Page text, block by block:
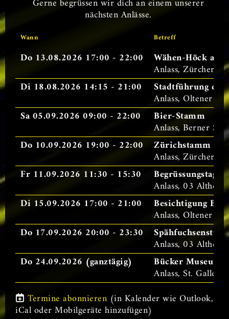
Gerne begrüssen wir dich an einem unserer
nächsten Anlässe.
Wann Betreff
Do 13.08.2026 17:00 - 22:00 Wähen-Höck auf
Anlass, Zürcher
Di 18.08.2026 14:15 - 21:00
Stadtführung
Anlass, Oltener
Sa 05.09.2026 09:00 - 22:00
Bier-Stamm
Anlass, Berner
Do 10.09.2026 19:00 - 22:00
Zürichstamm
Anlass, Zürcher
Fr 11.09.2026 11:30 - 15:30
Begrüssungstag
Anlass, 03
Di 15.09.2026 17:00 - 21:00
Besichtigung
Anlass, Oltener
Do 17.09.2026 20:00 - 23:30
Anlass, 03
Do 24.09.2026 (ganztägig)
Bücker Museum
Anlass, St. Galler
Termine abonnieren (in Kalender wie Outlook,
iCal oder Mobilgeräte hinzufügen)